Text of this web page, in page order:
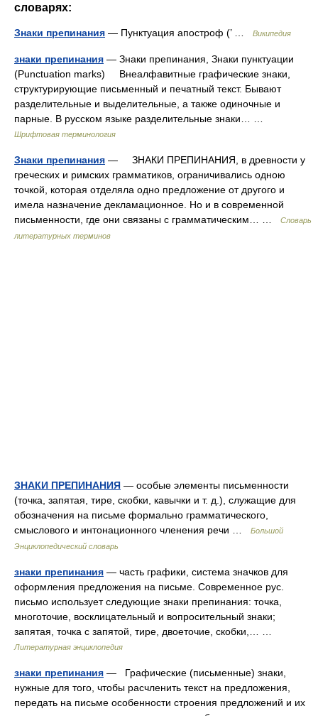
словарях:
Знаки препинания — Пунктуация апостроф (’ … Википедия
знаки препинания — Знаки препинания, Знаки пунктуации
(Punctuation marks) Внеалфавитные графические знаки,
структурирующие письменный и печатный текст. Бывают
разделительные и выделительные, а также одиночные и
парные. В русском языке разделительные знаки… …
Шрифтовая терминология
Знаки препинания — ЗНАКИ ПРЕПИНАНИЯ, в древности у
греческих и римских грамматиков, ограничивались одною
точкой, которая отделяла одно предложение от другого и
имела назначение декламационное. Но и в современной
письменности, где они связаны с грамматическим… …
Словарь
литературных терминов
ЗНАКИ ПРЕПИНАНИЯ — особые элементы письменности
(точка, запятая, тире, скобки, кавычки и т. д.), служащие для
обозначения на письме формально грамматического,
смыслового и интонационного членения речи …
Большой
Энциклопедический словарь
знаки препинания — часть графики, система значков для
оформления предложения на письме. Современное рус.
письмо использует следующие знаки препинания: точка,
многоточие, восклицательный и вопросительный знаки;
запятая, точка с запятой, тире, двоеточие, скобки,… …
Литературная энциклопедия
знаки препинания — Графические (письменные) знаки,
нужные для того, чтобы расчленить текст на предложения,
передать на письме особенности строения предложений и их